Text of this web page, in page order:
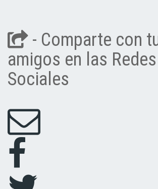
- Comparte con
amigos en las Redes
Sociales